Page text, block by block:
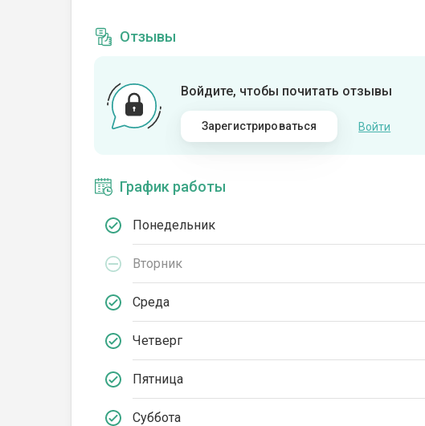
Отзывы
Войдите, чтобы почитать отзывы
Зарегистрироваться Войти
График работы
Понедельник
Вторник
Среда
Четверг
Пятница
Суббота